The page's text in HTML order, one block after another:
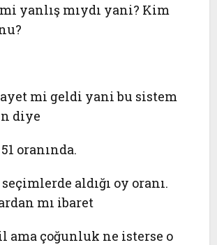
yanlış mıydı yani? Kim
mi geldi yani bu sistem
diye
oranında.
aldığı oy oranı.
mı ibaret
ama çoğunluk ne isterse o